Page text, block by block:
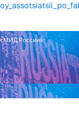
МИД России»